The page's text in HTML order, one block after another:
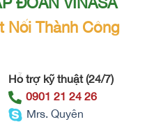
Nối Thành Công
Hỗ trợ kỹ thuật (24/7)
0901 21 24 26
Mrs. Quyên